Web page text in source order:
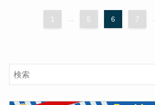
1 ... 5 6 7